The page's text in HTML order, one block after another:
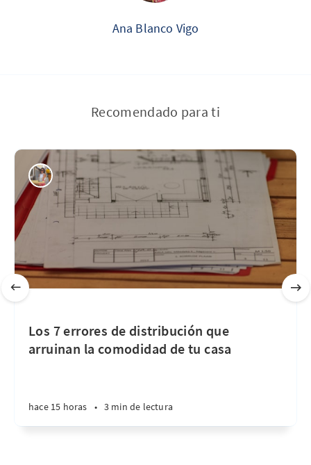
Ana Blanco Vigo
Recomendado para ti
Los 7 errores de distribución que
arruinan la comodidad de tu casa
hace 15 horas • 3 min de lectura